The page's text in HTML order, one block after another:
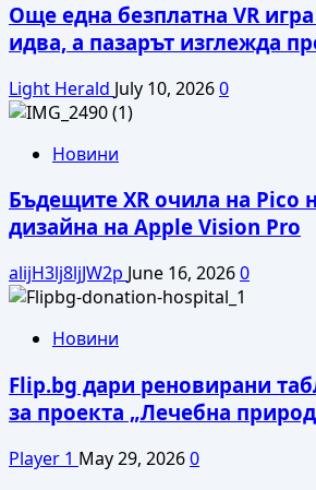
Още една безплатна VR
идва, а пазарът изглежда
Light Herald July 10, 20260
Новини
Бъдещите XR очила на Pico
дизайна на Apple Vision Pro
alijH3lj8ljJW2p June 16, 20260
Новини
Flip.bg дари реновирани
за проекта „Лечебна
Player 1 May 29, 20260